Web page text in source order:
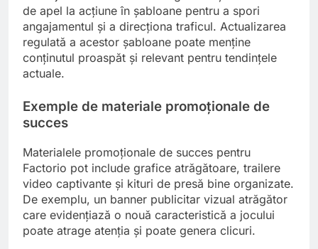
de apel la acțiune în șabloane pentru a spori
angajamentul și a direcționa traficul. Actualizarea
regulată a acestor șabloane poate menține
conținutul proaspăt și relevant pentru tendințele
actuale.
Exemple de materiale promoționale de
succes
Materialele promoționale de succes pentru
Factorio pot include grafice atrăgătoare, trailere
video captivante și kituri de presă bine organizate.
De exemplu, un banner publicitar vizual atrăgător
care evidențiază o nouă caracteristică a jocului
poate atrage atenția și poate genera clicuri.